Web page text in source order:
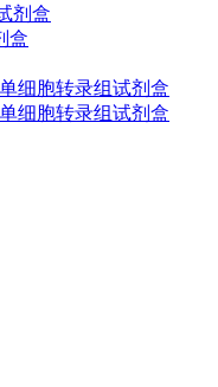
剂盒
盒
细胞转录组试剂盒
细胞转录组试剂盒